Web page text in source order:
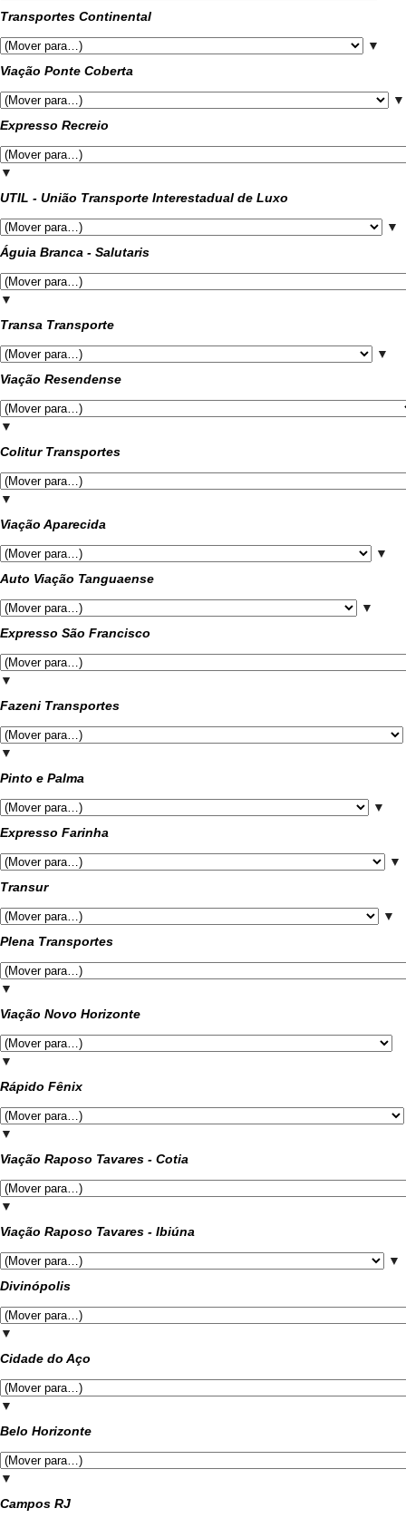
Transportes Continental
▼
Viação Ponte Coberta
▼
Expresso Recreio
▼
UTIL - União Transporte Interestadual de Luxo
▼
Águia Branca - Salutaris
▼
Transa Transporte
▼
Viação Resendense
▼
Colitur Transportes
▼
Viação Aparecida
▼
Auto Viação Tanguaense
▼
Expresso São Francisco
▼
Fazeni Transportes
▼
Pinto e Palma
▼
Expresso Farinha
▼
Transur
▼
Plena Transportes
▼
Viação Novo Horizonte
▼
Rápido Fênix
▼
Viação Raposo Tavares - Cotia
▼
Viação Raposo Tavares - Ibiúna
▼
Divinópolis
▼
Cidade do Aço
▼
Belo Horizonte
▼
Campos RJ